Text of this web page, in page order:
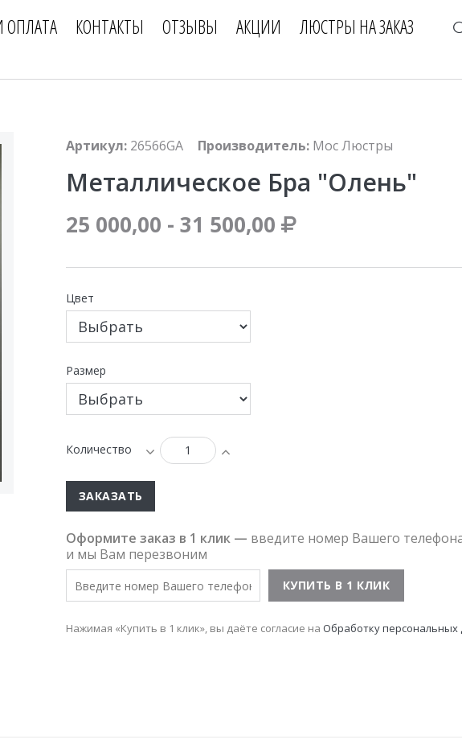
ОПЛАТА КОНТАКТЫ ОТЗЫВЫ АКЦИИ ЛЮСТРЫ НА ЗАКАЗ
Артикул: 26566GA Производитель: Мос Люстры
Металлическое Бра "Олень"
25 000,00 - 31 500,00
Цвет
Размер
Количество
ЗАКАЗАТЬ
Оформите заказ в 1 клик — введите номер Вашего
и мы Вам перезвоним
Нажимая «Купить в 1 клик», вы даёте согласие на Обработку